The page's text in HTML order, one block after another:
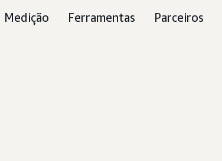
Medição Ferramentas Parceiros